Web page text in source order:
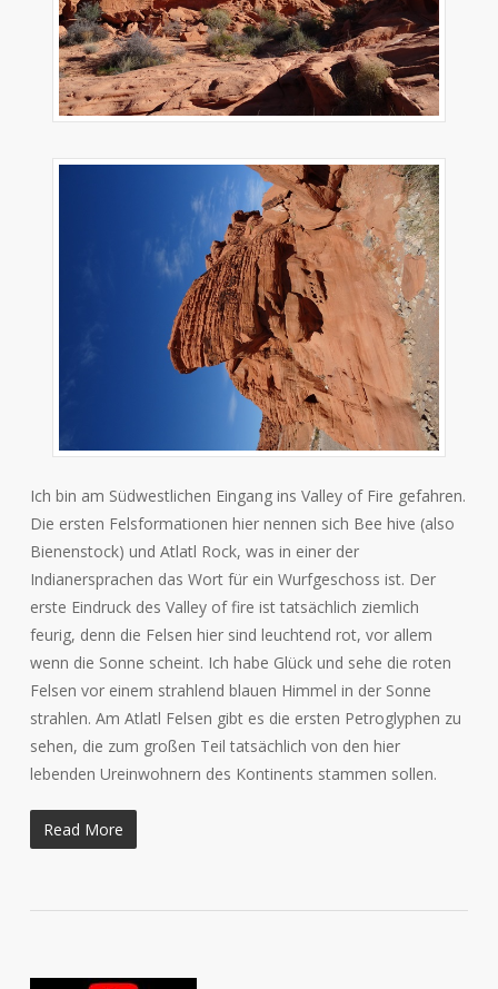
Ich bin am Südwestlichen Eingang ins Valley of Fire gefahren.
Die ersten Felsformationen hier nennen sich Bee hive (also
Bienenstock) und Atlatl Rock, was in einer der
Indianersprachen das Wort für ein Wurfgeschoss ist. Der
erste Eindruck des Valley of fire ist tatsächlich ziemlich
feurig, denn die Felsen hier sind leuchtend rot, vor allem
wenn die Sonne scheint. Ich habe Glück und sehe die roten
Felsen vor einem strahlend blauen Himmel in der Sonne
strahlen. Am Atlatl Felsen gibt es die ersten Petroglyphen zu
sehen, die zum großen Teil tatsächlich von den hier
lebenden Ureinwohnern des Kontinents stammen sollen.
Read More